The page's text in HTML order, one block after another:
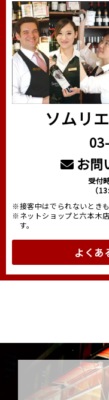
ソムリ
お問
受付
（
※接客中はでられないときも
※ネットショップと六本木
す。
よくあ